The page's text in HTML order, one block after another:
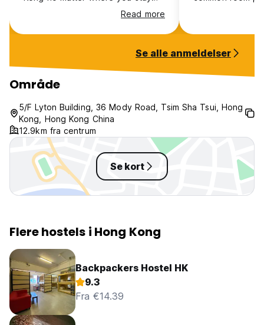
though.. Our room was very
humid. The bathrooms where nice
and clean, there are facilities to
Read more
anyone
Se alle anmeldelser
Område
5/F Lyton Building, 36 Mody Road, Tsim Sha Tsui, Hong
Kong, Hong Kong China
12.9km fra centrum
Se kort
Flere hostels i Hong Kong
Backpackers Hostel HK
9.3
Fra €14.39